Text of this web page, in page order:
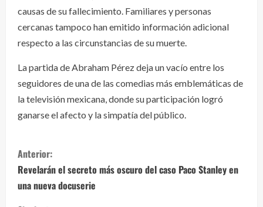
causas de su fallecimiento. Familiares y personas
cercanas tampoco han emitido información adicional
respecto a las circunstancias de su muerte.
La partida de Abraham Pérez deja un vacío entre los
seguidores de una de las comedias más emblemáticas de
la televisión mexicana, donde su participación logró
ganarse el afecto y la simpatía del público.
S
i
g
Anterior:
Revelarán el secreto más oscuro del caso Paco Stanley en
una nueva docuserie